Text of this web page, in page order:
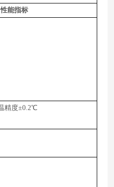
性能指标
精度±0.2℃